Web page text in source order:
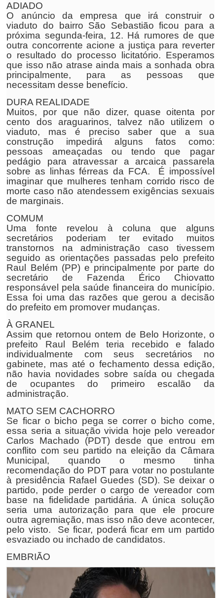
ADIADO
O anúncio da empresa que irá construir o
viaduto do bairro São Sebastião ficou para a
próxima segunda-feira, 12. Há rumores de que
outra concorrente acione a justiça para reverter
o resultado do processo licitatório. Esperamos
que isso não atrase ainda mais a sonhada obra
principalmente, para as pessoas que
necessitam desse benefício.
DURA REALIDADE
Muitos, por que não dizer, quase oitenta por
cento dos araguarinos, talvez não utilizem o
viaduto, mas é preciso saber que a sua
construção impedirá alguns fatos como:
pessoas ameaçadas ou tendo que pagar
pedágio para atravessar a arcaica passarela
sobre as linhas férreas da FCA. É impossível
imaginar que mulheres tenham corrido risco de
morte caso não atendessem exigências sexuais
de marginais.
COMUM
Uma fonte revelou à coluna que alguns
secretários poderiam ter evitado muitos
transtornos na administração caso tivessem
seguido as orientações passadas pelo prefeito
Raul Belém (PP) e principalmente por parte do
secretário de Fazenda Érico Chiovatto
responsável pela saúde financeira do município.
Essa foi uma das razões que gerou a decisão
do prefeito em promover mudanças.
À GRANEL
Assim que retornou ontem de Belo Horizonte, o
prefeito Raul Belém teria recebido e falado
individualmente com seus secretários no
gabinete, mas até o fechamento dessa edição,
não havia novidades sobre saída ou chegada
de ocupantes do primeiro escalão da
administração.
MATO SEM CACHORRO
Se ficar o bicho pega se correr o bicho come,
essa seria a situação vivida hoje pelo vereador
Carlos Machado (PDT) desde que entrou em
conflito com seu partido na eleição da Câmara
Municipal, quando o mesmo tinha
recomendação do PDT para votar no postulante
à presidência Rafael Guedes (SD). Se deixar o
partido, pode perder o cargo de vereador com
base na fidelidade partidária. A única solução
seria uma autorização para que ele procure
outra agremiação, mas isso não deve acontecer,
pelo visto. Se ficar, poderá ficar em um partido
esvaziado ou inchado de candidatos.
EMBRIÃO